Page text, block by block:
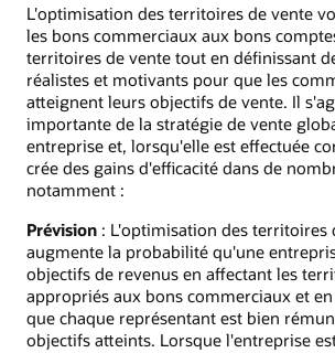
L'optimisation des territoires de vente
les bons commerciaux aux bons
territoires de vente tout en définissant
réalistes et motivants pour que les
atteignent leurs objectifs de vente. Il
importante de la stratégie de vente
entreprise et, lorsqu'elle est effectuée
crée des gains d'efficacité dans de
notamment :
Prévision : L'optimisation des territoires
augmente la probabilité qu'une
objectifs de revenus en affectant les
appropriés aux bons commerciaux et
que chaque représentant est bien
objectifs atteints. Lorsque l'entreprise